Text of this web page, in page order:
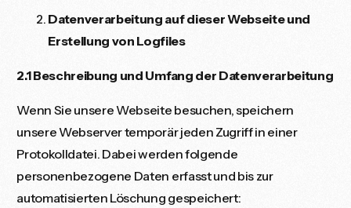
Datenverarbeitung auf dieser Webseite und
Erstellung von Logfiles
2.1 Beschreibung und Umfang der Datenverarbeitung
Wenn Sie unsere Webseite besuchen, speichern
unsere Webserver temporär jeden Zugriff in einer
Protokolldatei. Dabei werden folgende
personenbezogene Daten erfasst und bis zur
automatisierten Löschung gespeichert: